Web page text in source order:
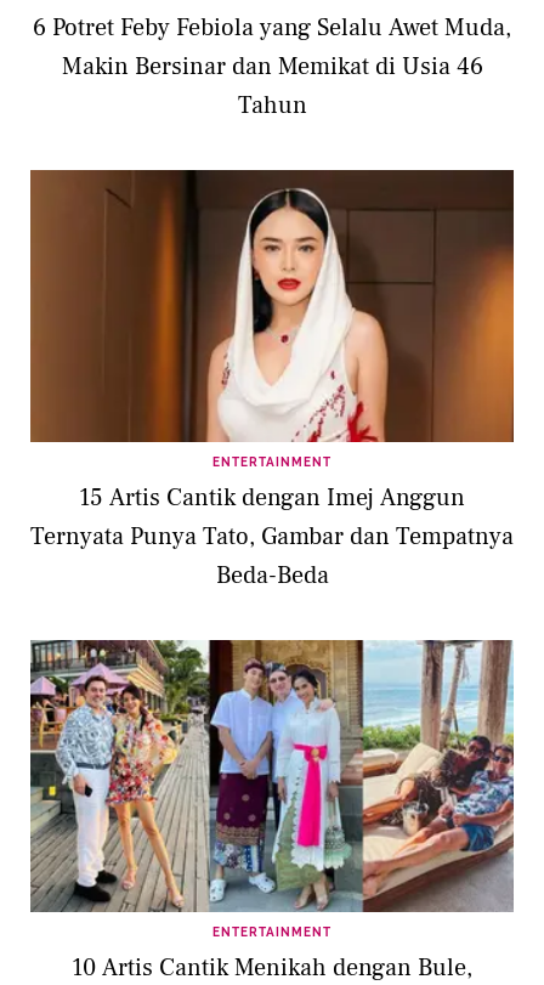
6 Potret Feby Febiola yang Selalu Awet Muda,
Makin Bersinar dan Memikat di Usia 46
Tahun
ENTERTAINMENT
15 Artis Cantik dengan Imej Anggun
Ternyata Punya Tato, Gambar dan Tempatnya
Beda-Beda
ENTERTAINMENT
10 Artis Cantik Menikah dengan Bule,